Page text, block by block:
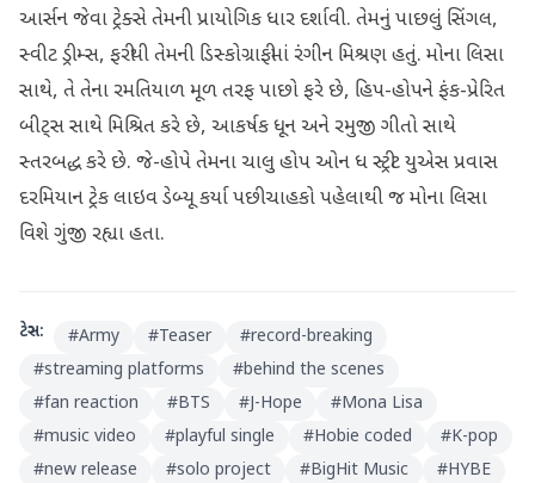
આર્સન જેવા ટ્રેક્સે તેમની પ્રાયોગિક ધાર દર્શાવી. તેમનું પાછલું સિંગલ,
સ્વીટ ડ્રીમ્સ, ફરીથી તેમની ડિસ્કોગ્રાફીમાં રંગીન મિશ્રણ હતું. મોના લિસા
સાથે, તે તેના રમતિયાળ મૂળ તરફ પાછો ફરે છે, હિપ-હોપને ફંક-પ્રેરિત
બીટ્સ સાથે મિશ્રિત કરે છે, આકર્ષક ધૂન અને રમુજી ગીતો સાથે
સ્તરબદ્ધ કરે છે. જે-હોપે તેમના ચાલુ હોપ ઓન ધ સ્ટ્રીટ યુએસ પ્રવાસ
દરમિયાન ટ્રેક લાઇવ ડેબ્યૂ કર્યા પછી ચાહકો પહેલાથી જ મોના લિસા
વિશે ગુંજી રહ્યા હતા.
ટેગ્સ: #Army #Teaser #record-breaking
#streaming platforms #behind the scenes
#fan reaction #BTS #J-Hope #Mona Lisa
#music video #playful single #Hobie coded #K-pop
#new release #solo project #BigHit Music #HYBE